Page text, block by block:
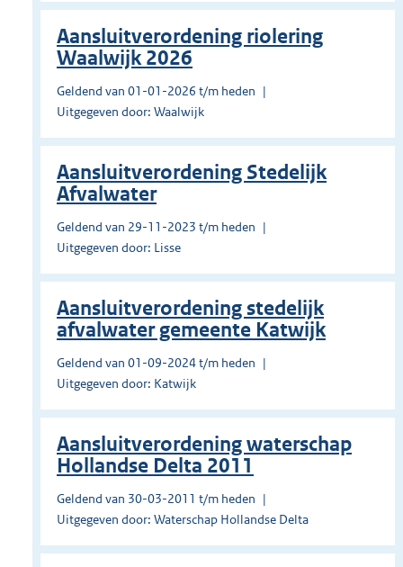
Aansluitverordening riolering
Waalwijk 2026
Geldend van 01-01-2026 t/m heden
Uitgegeven door: Waalwijk
Aansluitverordening Stedelijk
Afvalwater
Geldend van 29-11-2023 t/m heden
Uitgegeven door: Lisse
Aansluitverordening stedelijk
afvalwater gemeente Katwijk
Geldend van 01-09-2024 t/m heden
Uitgegeven door: Katwijk
Aansluitverordening waterschap
Hollandse Delta 2011
Geldend van 30-03-2011 t/m heden
Uitgegeven door: Waterschap Hollandse Delta